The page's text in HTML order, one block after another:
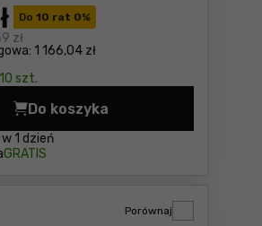
Do 10 rat 0%
1 166,04 zł
zł
szt.
w 1 dzień
GRATIS
Do koszyka
Młotowiertarka Makita
Porównaj